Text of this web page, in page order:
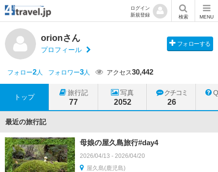
ログイン
新規登録
検索 MENU
orionさん
プロフィール
フォローする
フォロー2人 フォロワー3人 アクセス30,442
トップ
旅行記
77
写真
2052
クチコミ
26
最近の旅行記
母娘の屋久島旅行#day4
2026/04/13 - 2026/04/20
屋久島(鹿児島)